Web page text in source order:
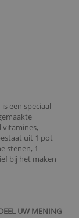
een speciaal
uit 1 pot
stenen, 1
bij het maken
UW MENING